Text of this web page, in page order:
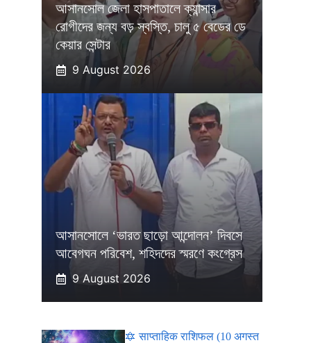
আসানসোল জেলা হাসপাতালে ক্যান্সার
রোগীদের জন্য বড় স্বস্তি, চালু ৫ বেডের ডে
কেয়ার সেন্টার
9 August 2026
আসানসোলে ‘ভারত ছাড়ো আন্দোলন’ দিবসে
আবেগঘন পরিবেশ, শহিদদের স্মরণে কংগ্রেস
9 August 2026
🔯 साप्ताहिक राशिफल (10 अगस्त